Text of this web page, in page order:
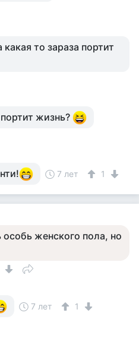
то зараза портит
жизнь?
7 лет 1
женского пола, но
7 лет 1